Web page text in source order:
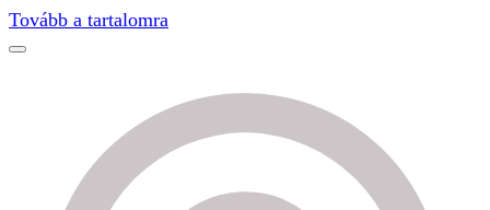
Tovább a tartalomra